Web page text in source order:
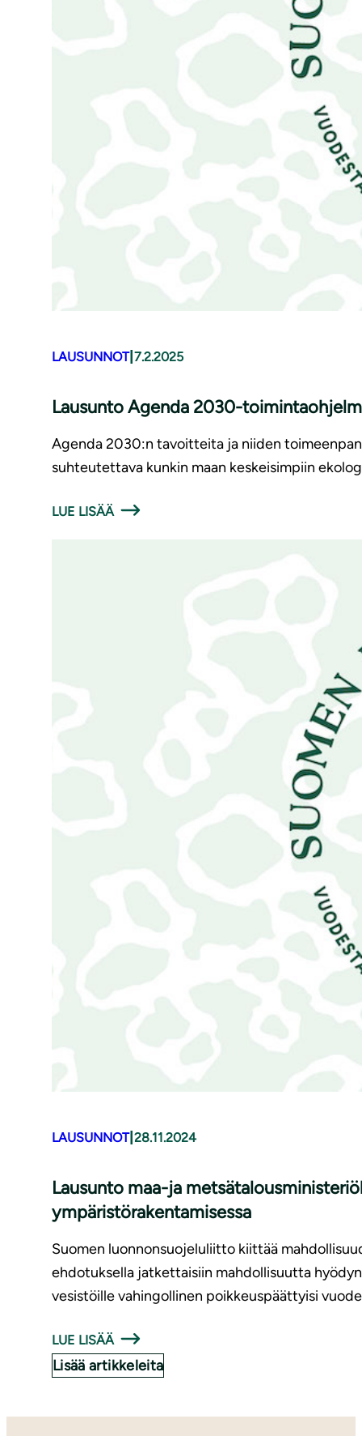
LAUSUNNOT| 7.2.2025
Lausunto Agenda 2030-
Agenda 2030:n tavoitteita ja niiden
suhteutettava kunkin maan keskeisimpiin
LUE LISÄÄ
LAUSUNNOT| 28.11.2024
Lausunto maa-ja
ympäristörakentamisessa
Suomen luonnonsuojeluliitto kiittää
ehdotuksella jatkettaisiin mahdollisuutta
vesistöille vahingollinen poikkeuspäättyisi
LUE LISÄÄ
Lisää artikkeleita